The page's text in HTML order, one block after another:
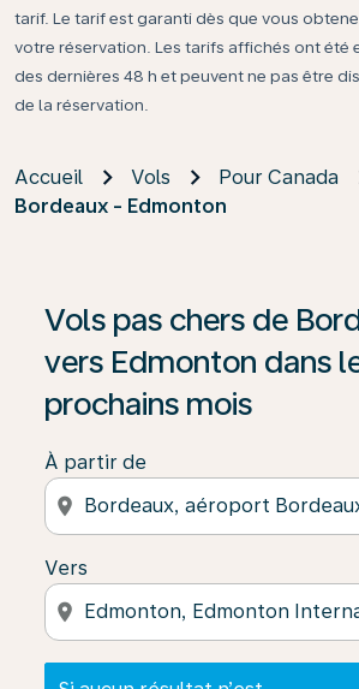
tarif. Le tarif est garanti dès que vous
votre réservation. Les tarifs affichés ont été
des dernières 48 h et peuvent ne pas être
de la réservation.
Accueil Vols
Pour Canada
Bordeaux - Edmonton
Vols pas chers de
vers Edmonton dans
prochains mois
À partir de
location_on
Vers
location_on
Si aucun résultat n’est